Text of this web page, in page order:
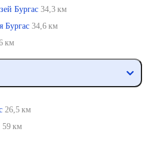
Бургас 34,3 км
Бургас 34,6 км
км
26,5 км
59 км